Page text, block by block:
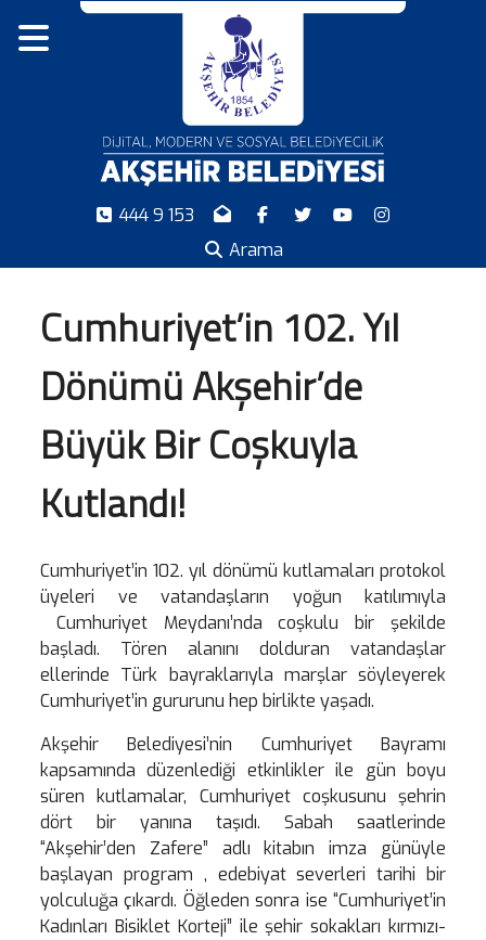
444 9 153
Arama
Cumhuriyet’in 102. Yıl
Dönümü Akşehir’de
Büyük Bir Coşkuyla
Kutlandı!
Cumhuriyet’in 102. yıl dönümü kutlamaları protokol
üyeleri ve vatandaşların yoğun katılımıyla
Cumhuriyet Meydanı’nda coşkulu bir şekilde
başladı. Tören alanını dolduran vatandaşlar
ellerinde Türk bayraklarıyla marşlar söyleyerek
Cumhuriyet’in gururunu hep birlikte yaşadı.
Akşehir Belediyesi’nin Cumhuriyet Bayramı
kapsamında düzenlediği etkinlikler ile gün boyu
süren kutlamalar, Cumhuriyet coşkusunu şehrin
dört bir yanına taşıdı. Sabah saatlerinde
“Akşehir’den Zafere” adlı kitabın imza günüyle
başlayan program , edebiyat severleri tarihi bir
yolculuğa çıkardı. Öğleden sonra ise “Cumhuriyet’in
Kadınları Bisiklet Korteji” ile şehir sokakları kırmızı-